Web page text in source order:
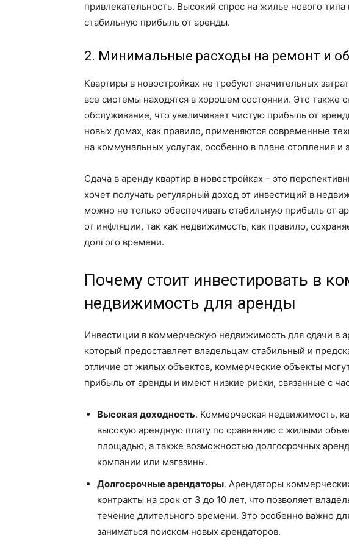
привлекательность. Высокий спрос на жилье нового
стабильную прибыль от аренды.
2. Минимальные расходы на ремонт и
Квартиры в новостройках не требуют значительных
все системы находятся в хорошем состоянии. Это также
обслуживание, что увеличивает чистую прибыль от
новых домах, как правило, применяются современные
на коммунальных услугах, особенно в плане отопления и
Сдача в аренду квартир в новостройках – это
хочет получать регулярный доход от инвестиций в
можно не только обеспечивать стабильную прибыль от
от инфляции, так как недвижимость, как правило,
долгого времени.
Почему стоит инвестировать в
недвижимость для аренды
Инвестиции в коммерческую недвижимость для сдачи в
который предоставляет владельцам стабильный и
отличие от жилых объектов, коммерческие объекты
прибыль от аренды и имеют низкие риски, связанные с
Высокая доходность. Коммерческая недвижимость,
высокую арендную плату по сравнению с жилыми
площадью, а также возможностью долгосрочных
компании или магазины.
Долгосрочные арендаторы. Арендаторы
контракты на срок от 3 до 10 лет, что позволяет
течение длительного времени. Это особенно важно
заниматься поиском новых арендаторов.